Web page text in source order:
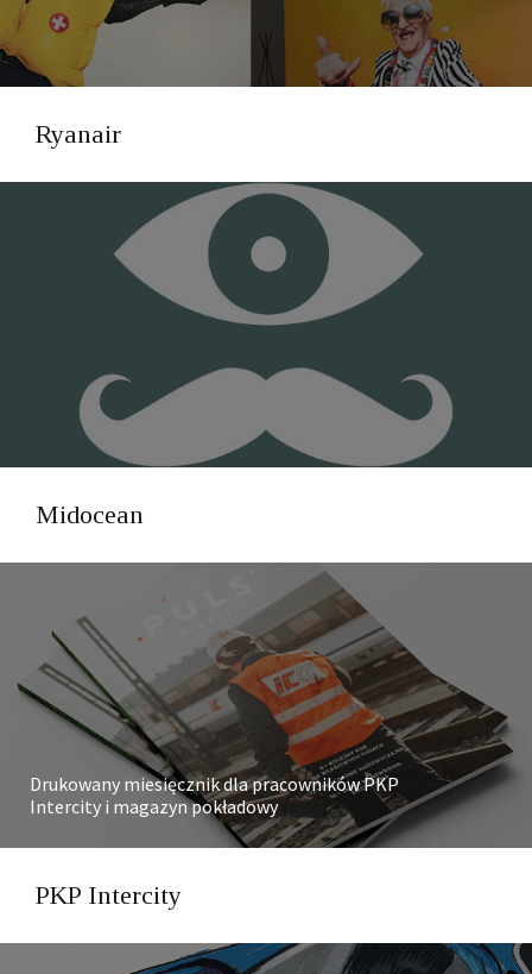
Ryanair
Midocean
Drukowany miesięcznik dla pracowników PKP
Intercity i magazyn pokładowy
PKP Intercity